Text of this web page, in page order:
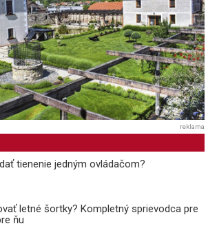
reklama
tienenie jedným ovládačom?
letné šortky? Kompletný sprievodca pre
ňu